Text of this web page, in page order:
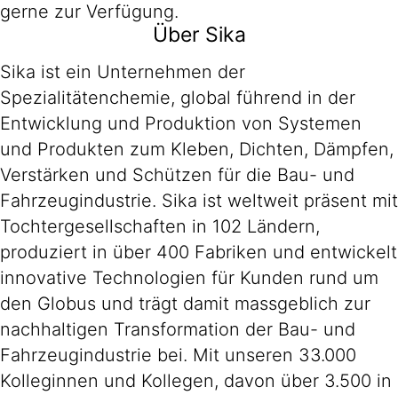
gerne zur Verfügung.
Über Sika
Sika ist ein Unternehmen der
Spezialitätenchemie, global führend in der
Entwicklung und Produktion von Systemen
und Produkten zum Kleben, Dichten, Dämpfen,
Verstärken und Schützen für die Bau- und
Fahrzeugindustrie. Sika ist weltweit präsent mit
Tochtergesellschaften in 102 Ländern,
produziert in über 400 Fabriken und entwickelt
innovative Technologien für Kunden rund um
den Globus und trägt damit massgeblich zur
nachhaltigen Transformation der Bau- und
Fahrzeugindustrie bei. Mit unseren 33.000
Kolleginnen und Kollegen, davon über 3.500 in